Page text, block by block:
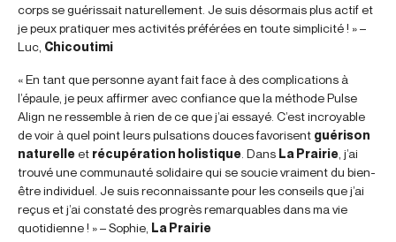
corps se guérissait naturellement. Je suis désormais plus actif et
je peux pratiquer mes activités préférées en toute simplicité ! » –
Luc, Chicoutimi
« En tant que personne ayant fait face à des complications à
l’épaule, je peux affirmer avec confiance que la méthode Pulse
Align ne ressemble à rien de ce que j’ai essayé. C’est incroyable
de voir à quel point leurs pulsations douces favorisent guérison
naturelleet récupération holistique . Dans La Prairie , j’ai
trouvé une communauté solidaire qui se soucie vraiment du bien-
être individuel. Je suis reconnaissante pour les conseils que j’ai
reçus et j’ai constaté des progrès remarquables dans ma vie
quotidienne ! » – Sophie, La Prairie